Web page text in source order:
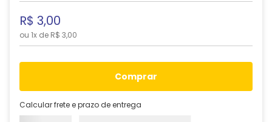
R$ 3,00
ou 1x de R$ 3,00
comprar
Calcular frete e prazo de entrega